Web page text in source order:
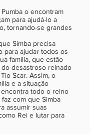
o encontram
para ajudá-lo a
tornando-se grandes
Simba precisa
para ajudar todos os
família, que estão
desastroso reinado
Scar. Assim, o
e a situação
todo o reino
com que Simba
assumir suas
Rei e lutar para